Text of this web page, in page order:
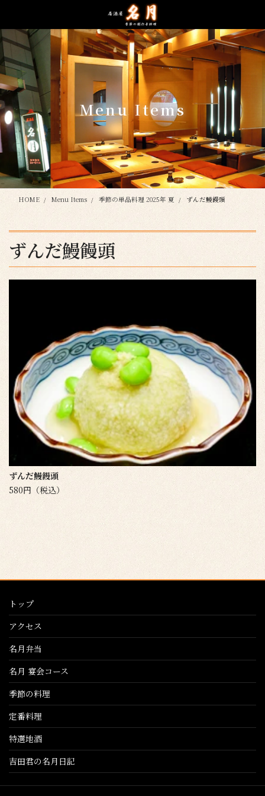
テ
ン
ツ
に
移
動
ゲ
ー
シ
ョ
ン
に
移
動
Menu Items
HOME Menu Items 季節の単品料理 2025年 夏 ずんだ鰻饅頭
ずんだ鰻饅頭
ずんだ鰻饅頭
580円（税込）
トップ
アクセス
名月弁当
名月 宴会コース
季節の料理
定番料理
特選地酒
吉田君の名月日記